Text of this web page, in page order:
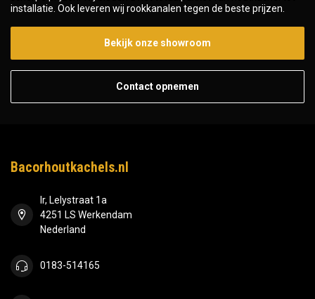
installatie. Ook leveren wij rookkanalen tegen de beste prijzen.
Bekijk onze showroom
Contact opnemen
Bacorhoutkachels.nl
Ir, Lelystraat 1a
4251 LS Werkendam
Nederland
0183-514165